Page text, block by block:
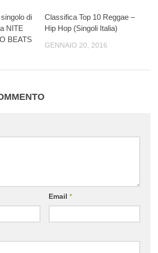
di
NITE
BEATS
Classifica Top 10 Reggae –
Hip Hop (Singoli Italia)
GENNAIO 20, 2016
Email *